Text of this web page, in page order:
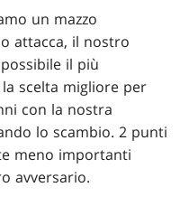
un mazzo
attacca, il nostro
il più
scelta migliore per
con la nostra
lo scambio. 2 punti
meno importanti
avversario.